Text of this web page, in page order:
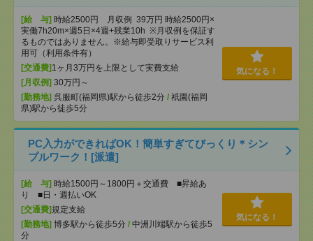
[給 与] 時給2500円 月収例 39万円 時給2500円×
実働7h20m×週5日×4週+残業10h ※月収例を保証す
るものではありません。※給与即受取りサービス利
用可（利用条件有）
[交通費] 1ヶ月3万円を上限として実費支給
[月収例] 30万円～
[勤務地] 呉服町(福岡県)駅から徒歩2分 / 祇園(福岡
県)駅から徒歩5分
気になる！
PC入力ができればOK！簡単すぎてびっくり＊シン
プルワーク！[派遣]
[給 与] 時給1500円～1800円＋交通費 ■昇給あ
り ■日・週払いOK
[交通費] 規定支給
[勤務地] 博多駅から徒歩5分 / 中洲川端駅から徒歩5
分
気になる！